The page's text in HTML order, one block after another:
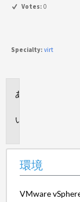
Votes: 0
Specialty: virt
環境
VMware